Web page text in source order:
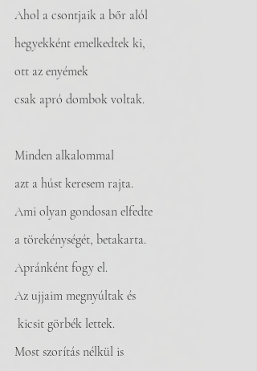
Ahol a csontjaik a bőr alól
hegyekként emelkedtek ki,
ott az enyémek
csak apró dombok voltak.
Minden alkalommal
azt a húst keresem rajta.
Ami olyan gondosan elfedte
a törekénységét, betakarta.
Apránként fogy el.
Az ujjaim megnyúltak és
kicsit görbék lettek.
Most szorítás nélkül is